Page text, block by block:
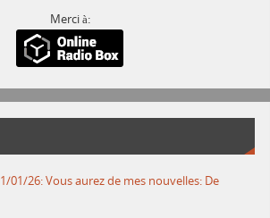
Merci à:
1/01/26: Vous aurez de mes nouvelles: De